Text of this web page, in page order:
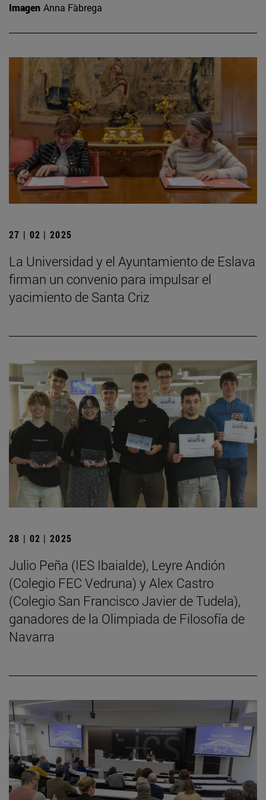
Imagen Anna Fàbrega
27 | 02 | 2025
La Universidad y el Ayuntamiento de Eslava
firman un convenio para impulsar el
yacimiento de Santa Criz
28 | 02 | 2025
Julio Peña (IES Ibaialde), Leyre Andión
(Colegio FEC Vedruna) y Alex Castro
(Colegio San Francisco Javier de Tudela),
ganadores de la Olimpiada de Filosofía de
Navarra